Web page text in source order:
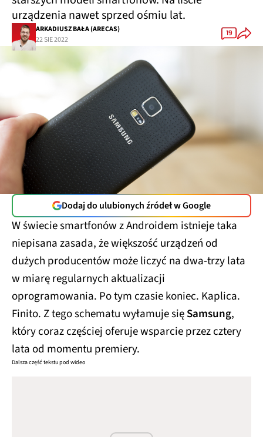
urządzenia nawet sprzed ośmiu lat.
ARKADIUSZ BAŁA (ARECAS)
22 SIE 2022
19
Dodaj do ulubionych źródeł w Google
W świecie smartfonów z Androidem istnieje taka
niepisana zasada, że większość urządzeń od
dużych producentów może liczyć na dwa-trzy lata
w miarę regularnych aktualizacji
oprogramowania. Po tym czasie koniec. Kaplica.
Finito. Z tego schematu wyłamuje sięSamsung,
który coraz częściej oferuje wsparcie przez cztery
lata od momentu premiery.
Dalsza część tekstu pod wideo